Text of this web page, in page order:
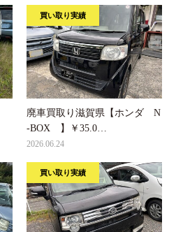
買い取り実績
廃車買取り滋賀県【ホンダ N
-BOX 】￥35.0…
2026.06.24
買い取り実績